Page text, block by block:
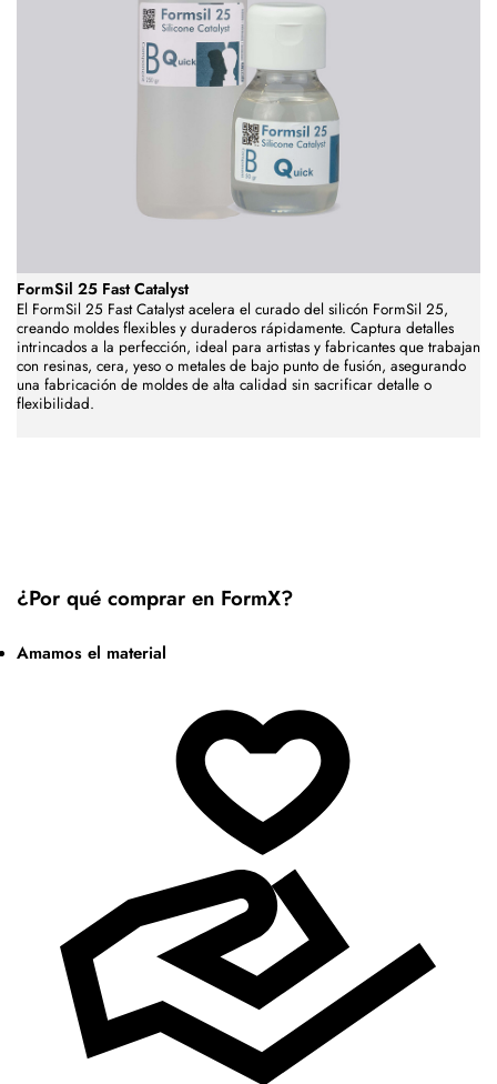
FormSil 25 Fast Catalyst
El FormSil 25 Fast Catalyst acelera el curado del silicón FormSil 25,
creando moldes flexibles y duraderos rápidamente. Captura detalles
intrincados a la perfección, ideal para artistas y fabricantes que trabajan
con resinas, cera, yeso o metales de bajo punto de fusión, asegurando
una fabricación de moldes de alta calidad sin sacrificar detalle o
flexibilidad.
¿Por qué comprar en FormX?
Amamos el material